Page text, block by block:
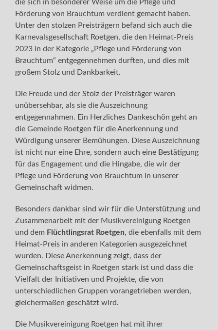
die sich in besonderer Weise um die Pflege und
Förderung von Brauchtum verdient gemacht haben.
Unter den stolzen Preisträgern befand sich auch die
Karnevalsgesellschaft Roetgen, die den Heimat-Preis
2023 in der Kategorie „Pflege und Förderung von
Brauchtum“ entgegennehmen durften, und dies mit
großem Stolz und Dankbarkeit.
Die Freude und der Stolz der Preisträger waren
unübersehbar, als sie die Auszeichnung
entgegennahmen. Ein Herzliches Dankeschön geht an
die Gemeinde Roetgen für die Anerkennung und
Würdigung unserer Bemühungen. Diese Auszeichnung
ist nicht nur eine Ehre, sondern auch eine Bestätigung
für das Engagement und die Hingabe, die wir der
Pflege und Förderung von Brauchtum in unserer
Gemeinschaft widmen.
Besonders dankbar sind wir für die Unterstützung und
Zusammenarbeit mit der Musikvereinigung Roetgen
und dem Flüchtlingsrat Roetgen, die ebenfalls mit dem
Heimat-Preis in anderen Kategorien ausgezeichnet
wurden. Diese Anerkennung zeigt, dass der
Gemeinschaftsgeist in Roetgen stark ist und dass die
Vielfalt der Initiativen und Projekte, die von
unterschiedlichen Gruppen vorangetrieben werden,
gleichermaßen geschätzt wird.
Die Musikvereinigung Roetgen hat mit ihrer